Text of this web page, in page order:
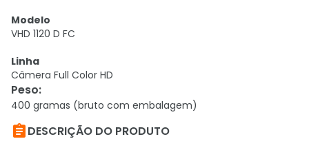
Modelo
VHD 1120 D FC
Linha
Câmera Full Color HD
Peso:
400 gramas (bruto com embalagem)
DESCRIÇÃO DO PRODUTO